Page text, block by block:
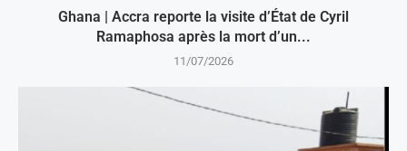
Ghana | Accra reporte la visite d’État de Cyril
Ramaphosa après la mort d’un...
11/07/2026